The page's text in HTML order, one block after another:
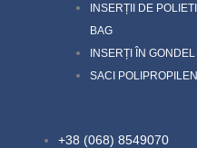
INSERȚII DE
BAG
INSERȚI ÎN
SACI
+38 (068) 8549070